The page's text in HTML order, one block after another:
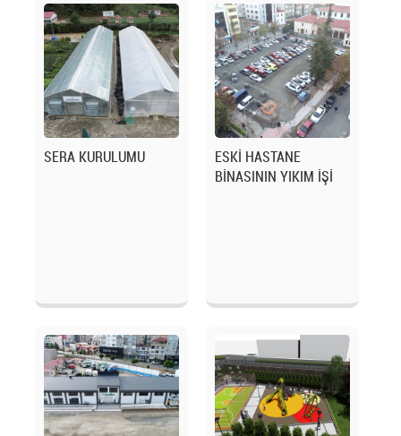
SERA KURULUMU
ESKİ HASTANE
BİNASININ YIKIM İŞİ